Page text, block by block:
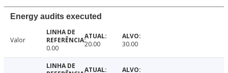
Energy audits executed
Valor
0.00
20.00 30.00